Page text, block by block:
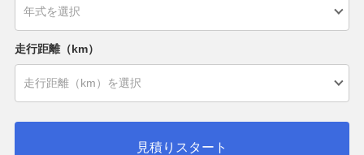
走行距離（km）
見積りスタート